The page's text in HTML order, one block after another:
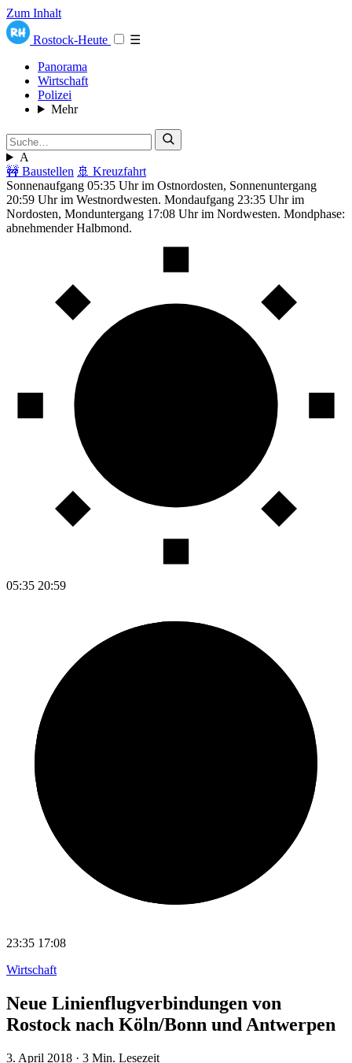
Zum Inhalt
Rostock-Heute
☰
Panorama
Wirtschaft
Polizei
Mehr
A
🚧 Baustellen 🚢 Kreuzfahrt
Sonnenaufgang 05:35 Uhr im Ostnordosten, Sonnenuntergang
20:59 Uhr im Westnordwesten. Mondaufgang 23:35 Uhr im
Nordosten, Monduntergang 17:08 Uhr im Nordwesten. Mondphase:
abnehmender Halbmond.
05:35 20:59
23:35 17:08
Wirtschaft
Neue Linienflugverbindungen von
Rostock nach Köln/Bonn und Antwerpen
3. April 2018 · 3 Min. Lesezeit